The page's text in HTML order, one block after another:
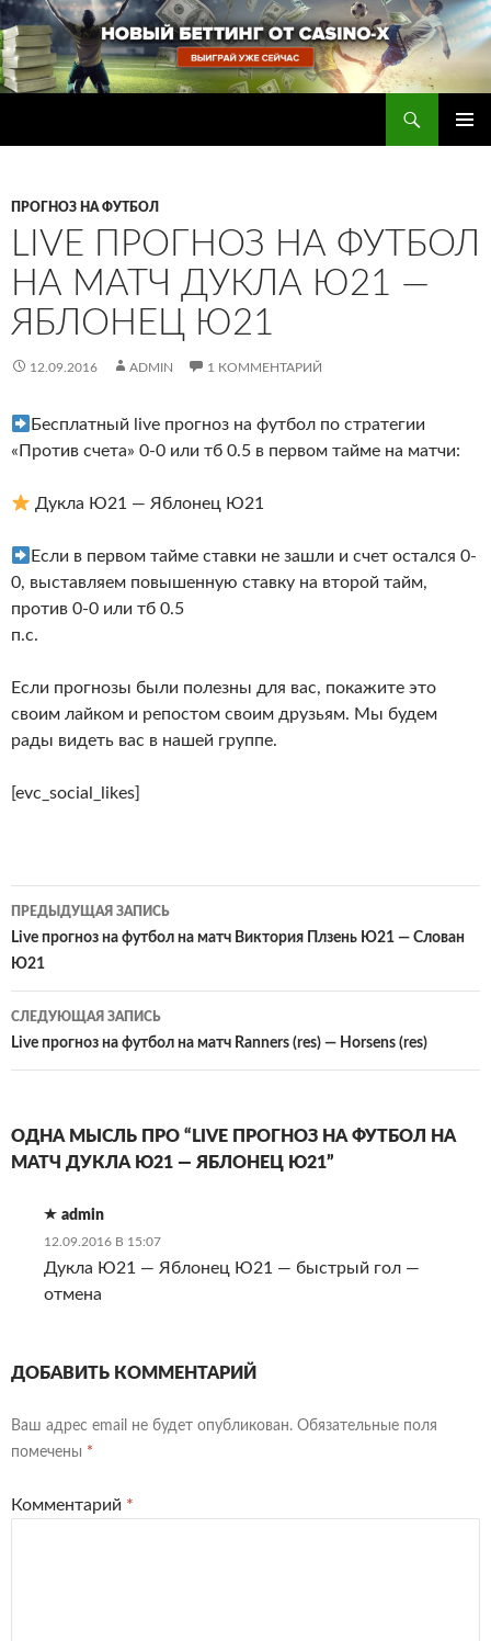
Перейти
к
содержимому
ПРОГНОЗ НА ФУТБОЛ
LIVE ПРОГНОЗ НА ФУТБОЛ
НА МАТЧ ДУКЛА Ю21 —
ЯБЛОНЕЦ Ю21
12.09.2016 ADMIN 1 КОММЕНТАРИЙ
Бесплатный live прогноз на футбол по стратегии
«Против счета» 0-0 или тб 0.5 в первом тайме на матчи:
Дукла Ю21 — Яблонец Ю21
Если в первом тайме ставки не зашли и счет остался 0-
0, выставляем повышенную ставку на второй тайм,
против 0-0 или тб 0.5
п.с.
Если прогнозы были полезны для вас, покажите это
своим лайком и репостом своим друзьям. Мы будем
рады видеть вас в нашей группе.
[evc_social_likes]
Навигация
по
ПРЕДЫДУЩАЯ ЗАПИСЬ
Live прогноз на футбол на матч Виктория Плзень Ю21 — Слован
Ю21
СЛЕДУЮЩАЯ ЗАПИСЬ
Live прогноз на футбол на матч Ranners (res) — Horsens (res)
ОДНА МЫСЛЬ ПРО “LIVE ПРОГНОЗ НА ФУТБОЛ НА
МАТЧ ДУКЛА Ю21 — ЯБЛОНЕЦ Ю21”
admin
12.09.2016 В 15:07
Дукла Ю21 — Яблонец Ю21 — быстрый гол —
отмена
ДОБАВИТЬ КОММЕНТАРИЙ
Ваш адрес email не будет опубликован. Обязательные поля
помечены *
Комментарий *